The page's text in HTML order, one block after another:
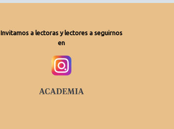
Invitamos a lectoras y lectores a seguirnos
en